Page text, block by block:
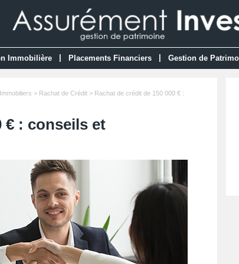
Immobilière Placements Financiers Gestion de
> Rachat de Crédit> Rachat de crédit de 150 000 € :
€ : conseils et